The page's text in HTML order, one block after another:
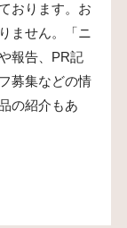
おります。お
ません。「ニ
報告、PR記
募集などの情
の紹介もあ